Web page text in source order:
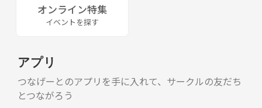
い。
・ガチ走行の集まりではありません。速度強めの走行はせず楽しむをベ
ースにしています。
・営業職の経験が長いので、知らない人でも何も気にせず話せますので
オンライン特集
イベントを探す
アプリ
つなげーとのアプリを手に入れて、サークルの友だち
とつながろう